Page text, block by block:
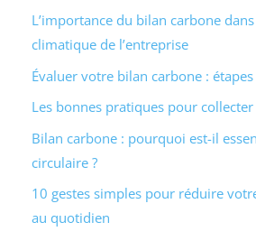
L’importance du bilan carbone
climatique de l’entreprise
Évaluer votre bilan carbone :
Les bonnes pratiques pour
Bilan carbone : pourquoi est-il
circulaire ?
10 gestes simples pour réduire
au quotidien